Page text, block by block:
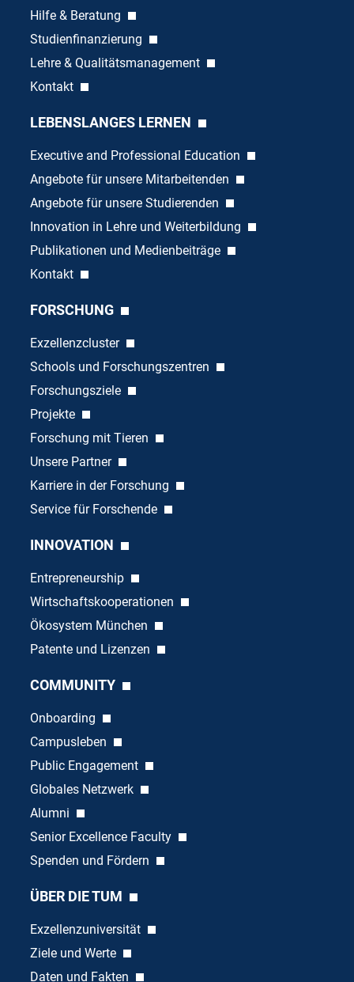
Hilfe & Beratung
Studienfinanzierung
Lehre & Qualitätsmanagement
Kontakt
LEBENSLANGES LERNEN
Executive and Professional Education
Angebote für unsere Mitarbeitenden
Angebote für unsere Studierenden
Innovation in Lehre und Weiterbildung
Publikationen und Medienbeiträge
Kontakt
FORSCHUNG
Exzellenzcluster
Schools und Forschungszentren
Forschungsziele
Projekte
Forschung mit Tieren
Unsere Partner
Karriere in der Forschung
Service für Forschende
INNOVATION
Entrepreneurship
Wirtschaftskooperationen
Ökosystem München
Patente und Lizenzen
COMMUNITY
Onboarding
Campusleben
Public Engagement
Globales Netzwerk
Alumni
Senior Excellence Faculty
Spenden und Fördern
ÜBER DIE TUM
Exzellenzuniversität
Ziele und Werte
Daten und Fakten